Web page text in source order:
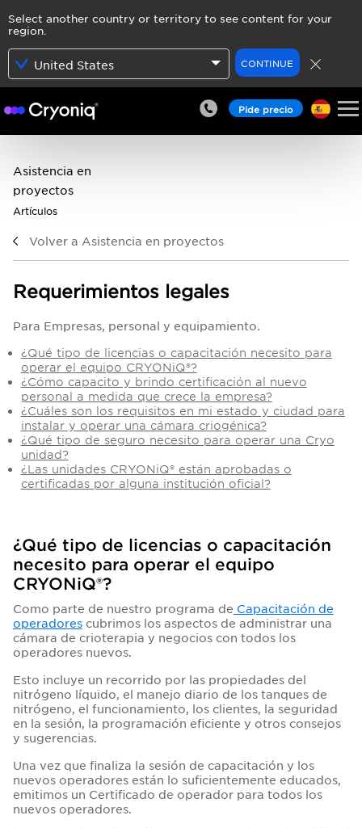
Select another country or territory to see content for your
region.
United States CONTINUE
Pide precio
Asistencia en
proyectos
Artículos
Volver a Asistencia en proyectos
Requerimientos legales
Para Empresas, personal y equipamiento.
¿Qué tipo de licencias o capacitación necesito para
operar el equipo CRYONiQ®?
¿Cómo capacito y brindo certificación al nuevo
personal a medida que crece la empresa?
¿Cuáles son los requisitos en mi estado y ciudad para
instalar y operar una cámara criogénica?
¿Qué tipo de seguro necesito para operar una Cryo
unidad?
¿Las unidades CRYONiQ® están aprobadas o
certificadas por alguna institución oficial?
¿Qué tipo de licencias o capacitación
necesito para operar el equipo
CRYONiQ®?
Como parte de nuestro programa de Capacitación de
operadorescubrimos los aspectos de administrar una
cámara de crioterapia y negocios con todos los
operadores nuevos.
Esto incluye un recorrido por las propiedades del
nitrógeno líquido, el manejo diario de los tanques de
nitrógeno, el funcionamiento, los clientes, la seguridad
en la sesión, la programación eficiente y otros consejos
y sugerencias.
Una vez que finaliza la sesión de capacitación y los
nuevos operadores están lo suficientemente educados,
emitimos un Certificado de operador para todos los
nuevos operadores.